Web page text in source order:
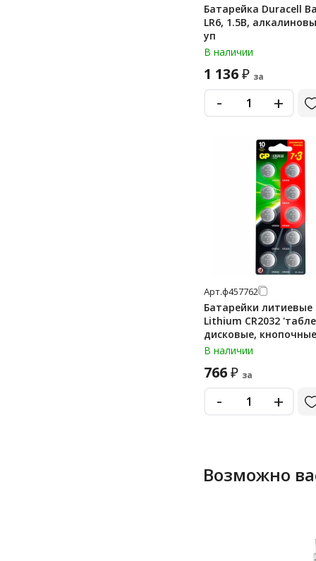
Батарейка Duracell
LR6, 1.5В,
уп
В наличии
1 136₽ за
- +
Арт.ф457762
Батарейки литиевые
Lithium CR2032
дисковые,
КОМПЛЕКТ 10 шт.
В наличии
766₽ за
- +
Возможно